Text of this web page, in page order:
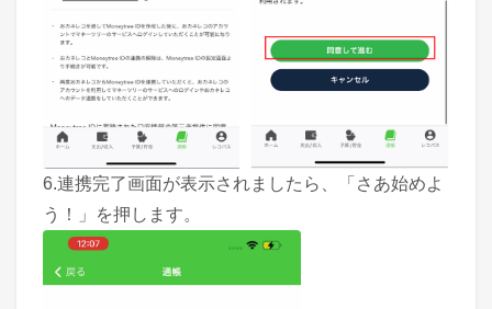
6.連携完了画面が表示されましたら、「さあ始めよ
う！」を押します。